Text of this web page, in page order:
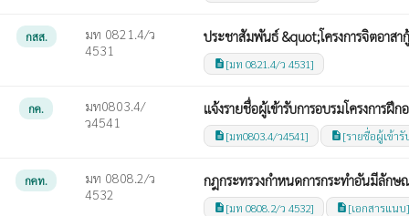
กสส.
มท 0821.4/ว
4531
ประชาสัมพันธ์ &quot;โครงการจิตอาส
description [มท 0821.4/ว 4531]
กค.
มท0803.4/
ว4541
แจ้งรายชื่อผู้เข้ารับการอบรมโครงการ
description [มท0803.4/ว4541] description [รายชื่อผู้เข้ารั
กคท.
มท 0808.2/ว
4532
กฎกระทรวงกำหนดการกระทำอันมีลักษ
description [มท 0808.2/ว 4532] description [เอกสารแนบ]